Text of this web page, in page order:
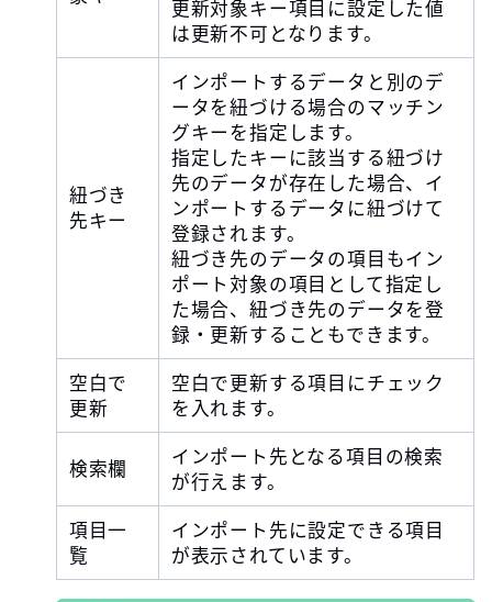
更新対象キー項目に設定した値
は更新不可となります。
紐づき
先キー
インポートするデータと別のデ
ータを紐づける場合のマッチン
グキーを指定します。
指定したキーに該当する紐づけ
先のデータが存在した場合、イ
ンポートするデータに紐づけて
登録されます。
紐づき先のデータの項目もイン
ポート対象の項目として指定し
た場合、紐づき先のデータを登
録・更新することもできます。
空白で
更新
空白で更新する項目にチェック
を入れます。
検索欄
インポート先となる項目の検索
が行えます。
項目一
覧
インポート先に設定できる項目
が表示されています。